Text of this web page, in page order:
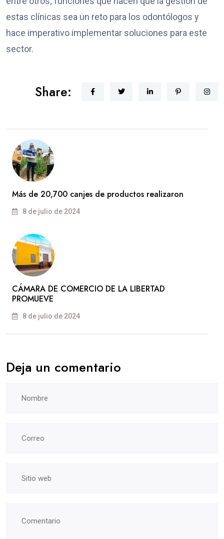
estas clínicas sea un reto para los odontólogos y
hace imperativo implementar soluciones para este
sector.
Share:
Más de 20,700 canjes de productos realizaron
8 de julio de 2024
CÁMARA DE COMERCIO DE LA LIBERTAD
PROMUEVE
8 de julio de 2024
Deja un comentario